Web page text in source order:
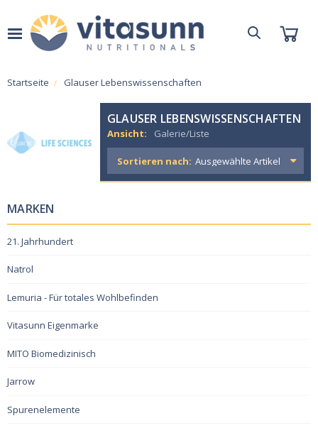
Startseite Glauser Lebenswissenschaften
GLAUSER LEBENSWISSENSCHAFTEN
Ansicht: Galerie/Liste
Sortieren nach:
MARKEN
21. Jahrhundert
Natrol
Lemuria - Für totales Wohlbefinden
Vitasunn Eigenmarke
MITO Biomedizinisch
Jarrow
Spurenelemente